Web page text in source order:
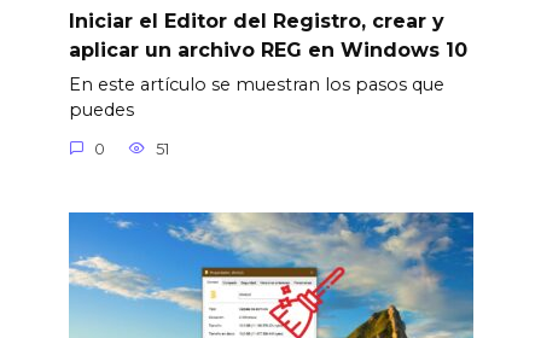
Iniciar el Editor del Registro, crear y
aplicar un archivo REG en Windows 10
En este artículo se muestran los pasos que
puedes
0 51